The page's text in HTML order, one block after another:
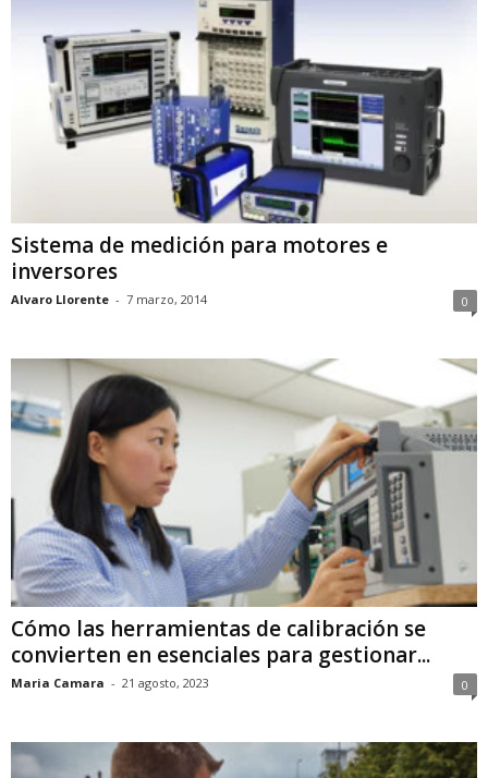
Sistema de medición para motores e
inversores
Alvaro Llorente - 7 marzo, 2014 0
Cómo las herramientas de calibración se
convierten en esenciales para gestionar...
Maria Camara - 21 agosto, 2023 0